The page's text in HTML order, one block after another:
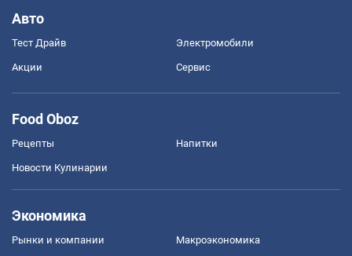
Авто
Тест Драйв Электромобили
Акции Сервис
Food Oboz
Рецепты Напитки
Новости Кулинарии
Экономика
Рынки и компании Mакроэкономика